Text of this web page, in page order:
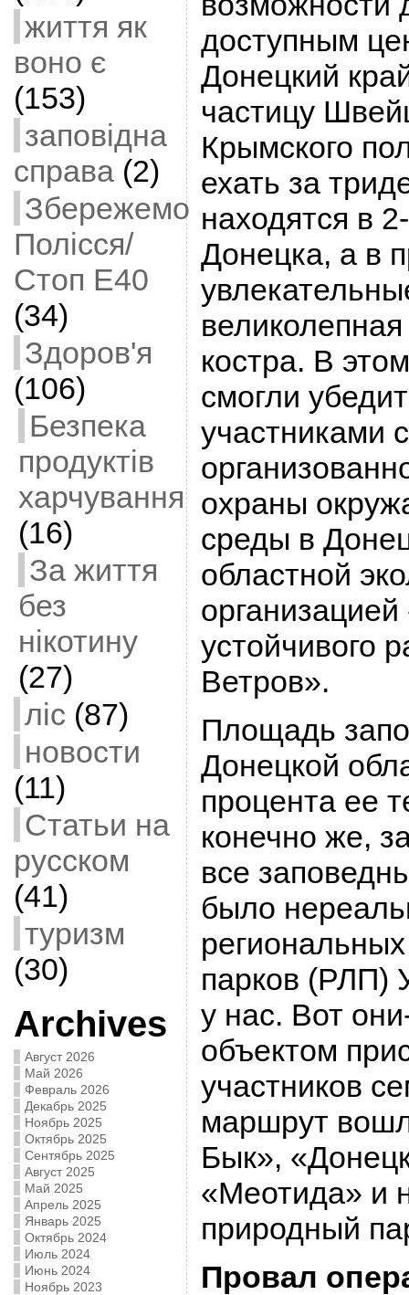
життя як
воно є
(153)
заповідна
справа(2)
Збережемо
Полісся/
Стоп Е40
(34)
Здоров'я
(106)
Безпека
продуктів
харчування
(16)
За життя
без
нікотину
(27)
ліс (87)
новости
(11)
Статьи на
русском
(41)
туризм
(30)
Archives
Август 2026
Май 2026
Февраль 2026
Декабрь 2025
Ноябрь 2025
Октябрь 2025
Сентябрь 2025
Август 2025
Май 2025
Апрель 2025
Январь 2025
Октябрь 2024
Июль 2024
Июнь 2024
Ноябрь 2023
доступным
Донецкий
частицу
Крымского
ехать за
находятся в
Донецка, а в
костра. В
смогли
участниками
охраны
среды в
областной
устойчивого
Ветров».
Площадь
Донецкой
процента ее
конечно же,
все
было
парков (РЛП)
у нас. Вот
объектом
участников
маршрут
Бык»,
«Меотида» и
природный
Провал